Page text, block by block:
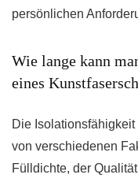
persönlichen
Wie lange kann
eines
Die
von verschiedenen
Fülldichte, der